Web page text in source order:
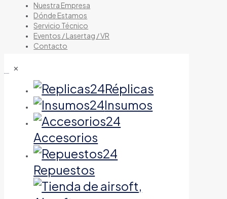
Nuestra Empresa
Dónde Estamos
Servicio Técnico
Eventos / Lasertag / VR
Contacto
✕
Réplicas
Insumos
Accesorios
Repuestos